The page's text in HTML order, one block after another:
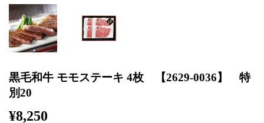
黒毛和牛 モモステーキ 4枚 【2629-0036】 特
別20
¥8,250